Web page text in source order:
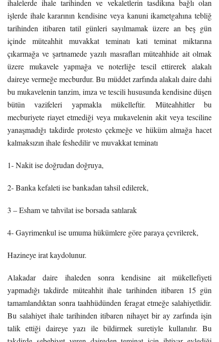
ihalelerde ihale tarihinden ve vekaletlerin tasdikına bağlı olan
işlerde ihale kararının kendisine veya kanuni ikametgahına tebliğ
tarihinden itibaren tatil günleri sayılmamak üzere an beş gün
içinde müteahhit muvakkat teminatı kati teminat miktarına
çıkarmağa ve şartnamede yazılı masrafları müteahhide ait olmak
üzere mukavele yapmağa ve noterliğe tescil ettirerek alakalı
daireye vermeğe mecburdur. Bu müddet zarfında alakalı daire dahi
bu mukavelenin tanzim, imza ve tescili hususunda kendisine düşen
bütün vazifeleri yapmakla mükelleftir. Müteahhitler bu
mecburiyete riayet etmediği veya mukavelenin akit veya tesciline
yanaşmadığı takdirde protesto çekmeğe ve hüküm almağa hacet
kalmaksızın ihale feshedilir ve muvakkat teminatı
1- Nakit ise doğrudan doğruya,
2- Banka kefaleti ise bankadan tahsil edilerek,
3 – Esham ve tahvilat ise borsada satılarak
4- Gayrimenkul ise umuma hükümlere göre paraya çevrilerek,
Hazineye irat kaydolunur.
Alakadar daire ihaleden sonra kendisine ait mükellefiyeti
yapmadığı takdirde müteahhit ihale tarihinden itibaren 15 gün
tamamlandıktan sonra taahhüdünden feragat etmeğe salahiyetlidir.
Bu salahiyet ihale tarihinden itibaren nihayet bir ay zarfında işin
talik ettiği daireye yazı ile bildirmek suretiyle kullanılır. Bu